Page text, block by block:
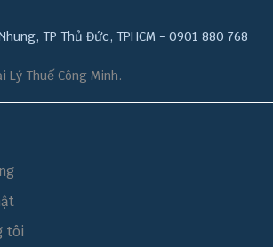
TP Thủ Đức, TPHCM - 0901 880 768
Thuế Công Minh.
tôi